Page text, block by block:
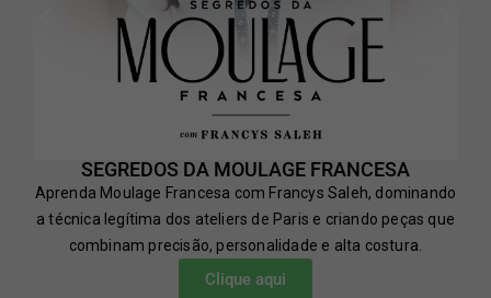
SEGREDOS DA MOULAGE FRANCESA
Aprenda Moulage Francesa com Francys Saleh, dominando
a técnica legítima dos ateliers de Paris e criando peças que
combinam precisão, personalidade e alta costura.
Clique aqui